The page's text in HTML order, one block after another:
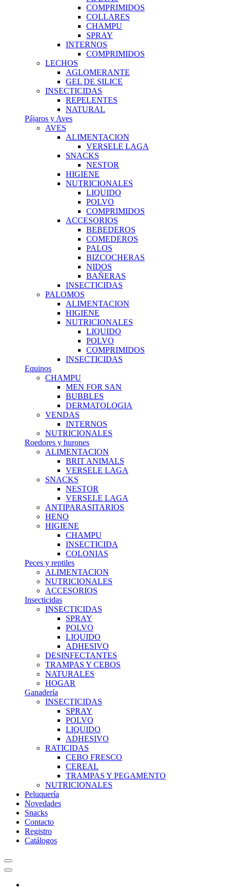
COMPRIMIDOS
COLLARES
CHAMPU
SPRAY
INTERNOS
COMPRIMIDOS
LECHOS
AGLOMERANTE
GEL DE SILICE
INSECTICIDAS
REPELENTES
NATURAL
Pájaros y Aves
AVES
ALIMENTACION
VERSELE LAGA
SNACKS
NESTOR
HIGIENE
NUTRICIONALES
LIQUIDO
POLVO
COMPRIMIDOS
ACCESORIOS
BEBEDEROS
COMEDEROS
PALOS
BIZCOCHERAS
NIDOS
BAÑERAS
INSECTICIDAS
PALOMOS
ALIMENTACION
HIGIENE
NUTRICIONALES
LIQUIDO
POLVO
COMPRIMIDOS
INSECTICIDAS
Equinos
CHAMPU
MEN FOR SAN
BUBBLES
DERMATOLOGIA
VENDAS
INTERNOS
NUTRICIONALES
Roedores y hurones
ALIMENTACION
BRIT ANIMALS
VERSELE LAGA
SNACKS
NESTOR
VERSELE LAGA
ANTIPARASITARIOS
HENO
HIGIENE
CHAMPU
INSECTICIDA
COLONIAS
Peces y reptiles
ALIMENTACION
NUTRICIONALES
ACCESORIOS
Insecticidas
INSECTICIDAS
SPRAY
POLVO
LIQUIDO
ADHESIVO
DESINFECTANTES
TRAMPAS Y CEBOS
NATURALES
HOGAR
Ganadería
INSECTICIDAS
SPRAY
POLVO
LIQUIDO
ADHESIVO
RATICIDAS
CEBO FRESCO
CEREAL
TRAMPAS Y PEGAMENTO
NUTRICIONALES
Peluquería
Novedades
Snacks
Contacto
Registro
Catálogos